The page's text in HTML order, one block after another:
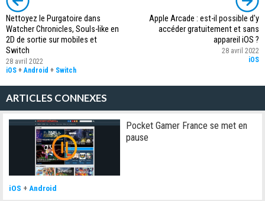
Nettoyez le Purgatoire dans
Watcher Chronicles, Souls-like en
2D de sortie sur mobiles et
Switch
28 avril 2022
iOS +Android + Switch
Apple Arcade : est-il possible d'y
accéder gratuitement et sans
appareil iOS ?
28 avril 2022
iOS
ARTICLES CONNEXES
Pocket Gamer France se met en
pause
iOS + Android